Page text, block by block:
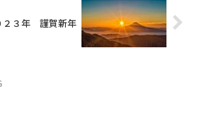
２３年 謹賀新年